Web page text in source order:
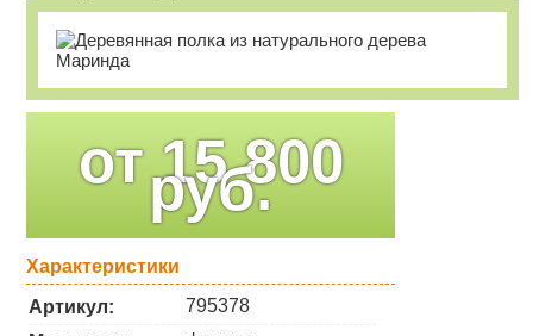
от15 800
руб.
Характеристики
Артикул:
795378